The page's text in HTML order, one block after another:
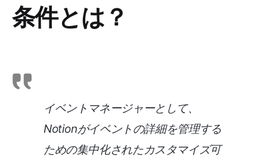
条件とは？
イベントマネージャーとして、
Notionがイベントの詳細を管理する
ための集中化されたカスタマイズ可